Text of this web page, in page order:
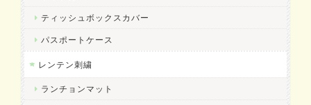
ティッシュボックスカバー
パスポートケース
レンテン刺繍
ランチョンマット